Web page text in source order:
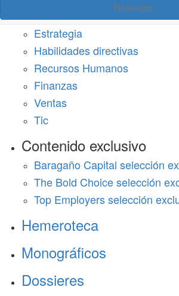
Newsletter
Estrategia
Habilidades directivas
Recursos Humanos
Finanzas
Ventas
Tic
Contenido exclusivo
Baragaño Capital selección
The Bold Choice selección
Top Employers selección
Hemeroteca
Monográficos
Dossieres